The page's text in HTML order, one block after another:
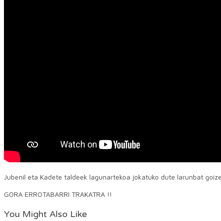
Jubenil eta Kadete taldeek lagunartekoa jokatuko dute larunbat
GORA ERROTABARRI TRAKATRA !!
You Might Also Like